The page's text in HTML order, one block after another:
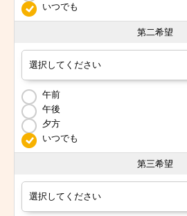
いつでも
第二希望
午前
午後
夕方
いつでも
第三希望